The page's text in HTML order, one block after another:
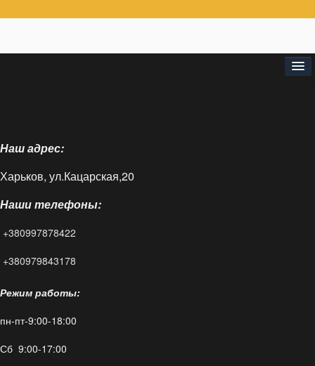
Доставка и оплата
Блог
FAQ
Контакты
Наш адрес:
Харьков, ул.Кацарская,20
Наши телефоны:
+380997878422
+380979843178
Режим работы:
пн-пт-9:00-18:00
Сб 9:00-17:00